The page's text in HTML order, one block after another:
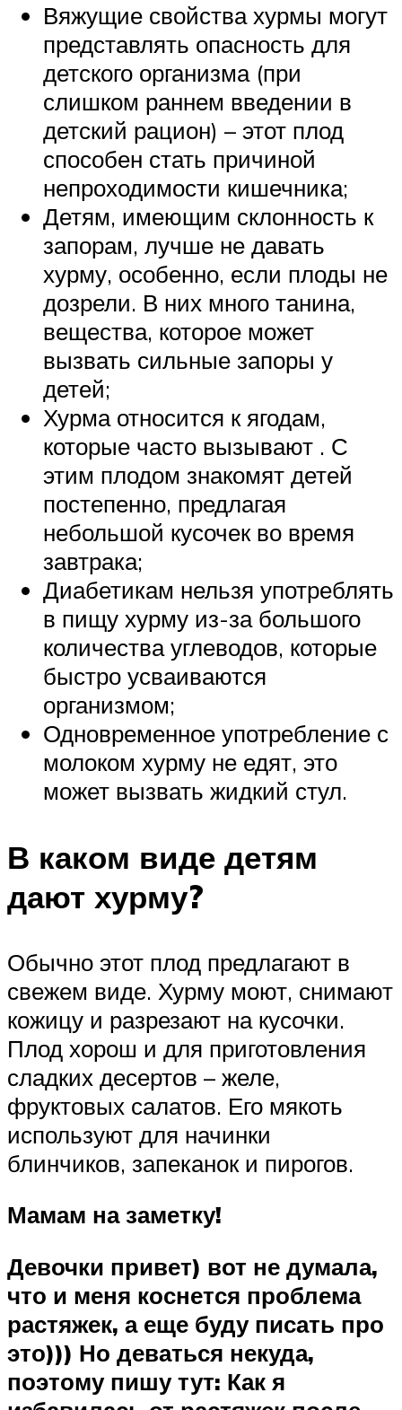
Вяжущие свойства хурмы могут
представлять опасность для
детского организма (при
слишком раннем введении в
детский рацион) – этот плод
способен стать причиной
непроходимости кишечника;
Детям, имеющим склонность к
запорам, лучше не давать
хурму, особенно, если плоды не
дозрели. В них много танина,
вещества, которое может
вызвать сильные запоры у
детей;
Хурма относится к ягодам,
которые часто вызывают . С
этим плодом знакомят детей
постепенно, предлагая
небольшой кусочек во время
завтрака;
Диабетикам нельзя употреблять
в пищу хурму из-за большого
количества углеводов, которые
быстро усваиваются
организмом;
Одновременное употребление с
молоком хурму не едят, это
может вызвать жидкий стул.
В каком виде детям
дают хурму?
Обычно этот плод предлагают в
свежем виде. Хурму моют, снимают
кожицу и разрезают на кусочки.
Плод хорош и для приготовления
сладких десертов – желе,
фруктовых салатов. Его мякоть
используют для начинки
блинчиков, запеканок и пирогов.
Мамам на заметку!
Девочки привет) вот не думала,
что и меня коснется проблема
растяжек, а еще буду писать про
это))) Но деваться некуда,
поэтому пишу тут: Как я